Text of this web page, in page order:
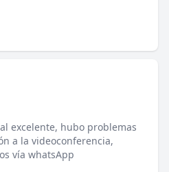
excelente, hubo problemas
a la videoconferencia,
vía whatsApp